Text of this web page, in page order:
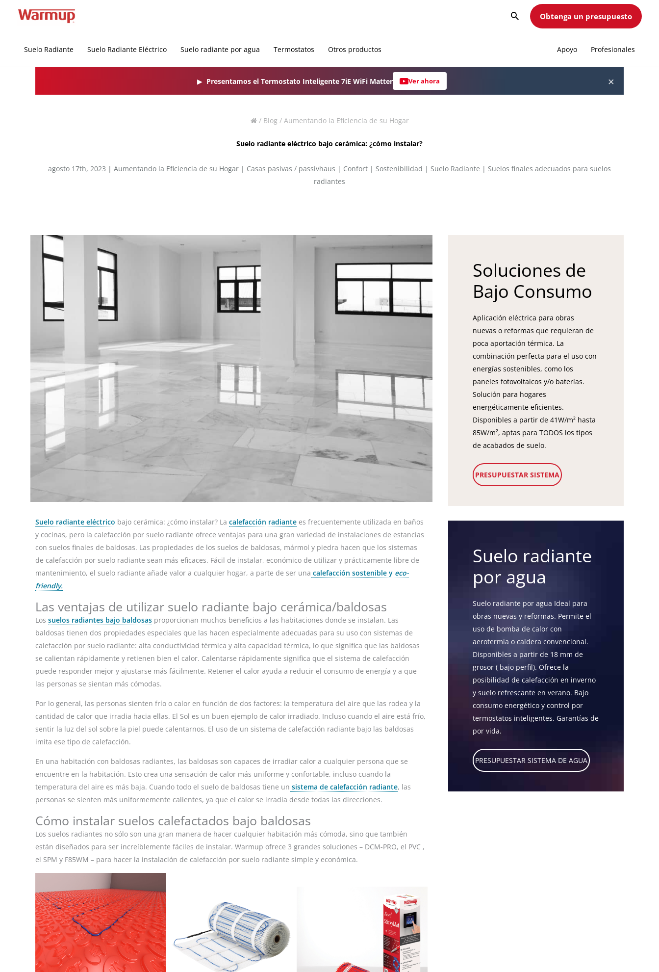
Obtenga un presupuesto
Suelo Radiante Suelo Radiante Eléctrico Suelo radiante por agua Termostatos Otros productos Apoyo Profesionales
▶ Presentamos el Termostato Inteligente 7iE WiFi Matter Ver ahora ×
/ Blog / Aumentando la Eficiencia de su Hogar
Suelo radiante eléctrico bajo cerámica: ¿cómo instalar?
agosto 17th, 2023 | Aumentando la Eficiencia de su Hogar | Casas pasivas / passivhaus | Confort | Sostenibilidad | Suelo Radiante | Suelos finales adecuados para suelos
radiantes
Suelo radiante eléctrico bajo cerámica: ¿cómo instalar? La calefacción radiante es frecuentemente utilizada en baños
y cocinas, pero la calefacción por suelo radiante ofrece ventajas para una gran variedad de instalaciones de estancias
con suelos finales de baldosas. Las propiedades de los suelos de baldosas, mármol y piedra hacen que los sistemas
de calefacción por suelo radiante sean más eficaces. Fácil de instalar, económico de utilizar y prácticamente libre de
mantenimiento, el suelo radiante añade valor a cualquier hogar, a parte de ser una calefacción sostenible y eco-
friendly.
Las ventajas de utilizar suelo radiante bajo cerámica/baldosas
Los suelos radiantes bajo baldosas proporcionan muchos beneficios a las habitaciones donde se instalan. Las
baldosas tienen dos propiedades especiales que las hacen especialmente adecuadas para su uso con sistemas de
calefacción por suelo radiante: alta conductividad térmica y alta capacidad térmica, lo que significa que las baldosas
se calientan rápidamente y retienen bien el calor. Calentarse rápidamente significa que el sistema de calefacción
puede responder mejor y ajustarse más fácilmente. Retener el calor ayuda a reducir el consumo de energía y a que
las personas se sientan más cómodas.
Por lo general, las personas sienten frío o calor en función de dos factores: la temperatura del aire que las rodea y la
cantidad de calor que irradia hacia ellas. El Sol es un buen ejemplo de calor irradiado. Incluso cuando el aire está frío,
sentir la luz del sol sobre la piel puede calentarnos. El uso de un sistema de calefacción radiante bajo las baldosas
imita ese tipo de calefacción.
En una habitación con baldosas radiantes, las baldosas son capaces de irradiar calor a cualquier persona que se
encuentre en la habitación. Esto crea una sensación de calor más uniforme y confortable, incluso cuando la
temperatura del aire es más baja. Cuando todo el suelo de baldosas tiene un sistema de calefacción radiante, las
personas se sienten más uniformemente calientes, ya que el calor se irradia desde todas las direcciones.
Cómo instalar suelos calefactados bajo baldosas
Los suelos radiantes no sólo son una gran manera de hacer cualquier habitación más cómoda, sino que también
están diseñados para ser increíblemente fáciles de instalar. Warmup ofrece 3 grandes soluciones – DCM-PRO, el PVC ,
el SPM y F85WM – para hacer la instalación de calefacción por suelo radiante simple y económica.
Soluciones de
Bajo Consumo
Aplicación eléctrica para obras
nuevas o reformas que requieran de
poca aportación térmica. La
combinación perfecta para el uso con
energías sostenibles, como los
paneles fotovoltaicos y/o baterías.
Solución para hogares
energéticamente eficientes.
Disponibles a partir de 41W/m² hasta
85W/m², aptas para TODOS los tipos
de acabados de suelo.
PRESUPUESTAR SISTEMA
Suelo radiante
por agua
Suelo radiante por agua Ideal para
obras nuevas y reformas. Permite el
uso de bomba de calor con
aerotermia o caldera convencional.
Disponibles a partir de 18 mm de
grosor ( bajo perfil). Ofrece la
posibilidad de calefacción en inverno
y suelo refrescante en verano. Bajo
consumo energético y control por
termostatos inteligentes. Garantías de
por vida.
PRESUPUESTAR SISTEMA DE AGUA